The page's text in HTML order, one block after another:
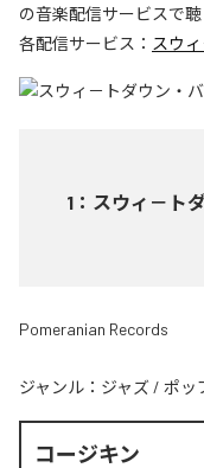
の音楽配信サービスで聴
各配信サービス： スウ
1 ： スウィ－ト
Pomeranian Records
ジャンル： ジャズ / ポッ
コージキン